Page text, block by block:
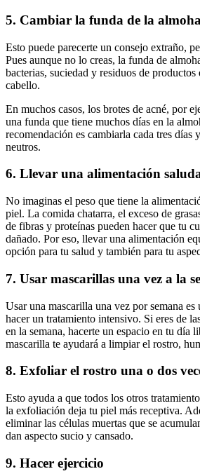
5. Cambiar la funda de la
Esto puede parecerte un consejo extraño,
Pues aunque no lo creas, la funda de
bacterias, suciedad y residuos de productos
cabello.
En muchos casos, los brotes de acné, por
una funda que tiene muchos días en la
recomendación es cambiarla cada tres días
neutros.
6. Llevar una alimentación
No imaginas el peso que tiene la
piel. La comida chatarra, el exceso de
de fibras y proteínas pueden hacer que tu
dañado. Por eso, llevar una alimentación
opción para tu salud y también para tu
7. Usar mascarillas una vez a la
Usar una mascarilla una vez por semana es
hacer un tratamiento intensivo. Si eres de
en la semana, hacerte un espacio en tu día
mascarilla te ayudará a limpiar el rostro,
8. Exfoliar el rostro una o dos
Esto ayuda a que todos los otros
la exfoliación deja tu piel más receptiva.
eliminar las células muertas que se
dan aspecto sucio y cansado.
9. Hacer ejercicio